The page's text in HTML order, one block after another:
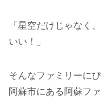
「星空だけじゃなく
いい！」
そんなファミリーに
阿蘇市にある阿蘇ファ